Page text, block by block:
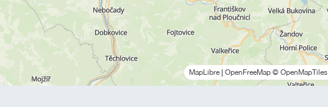
MapLibre OpenFreeMap © OpenMapTiles